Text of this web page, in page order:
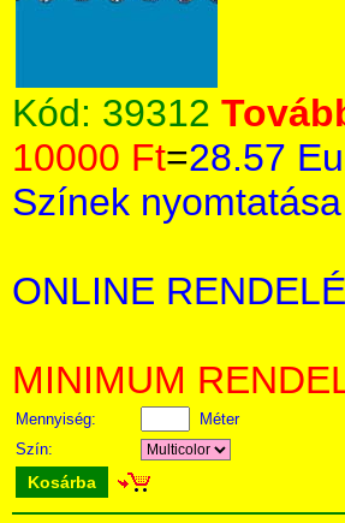
Kód: 39312
10000 Ft=28.57
Színek nyomtatása
ONLINE
MINIMUM
Mennyiség:
Méter
Szín:
Kosárba